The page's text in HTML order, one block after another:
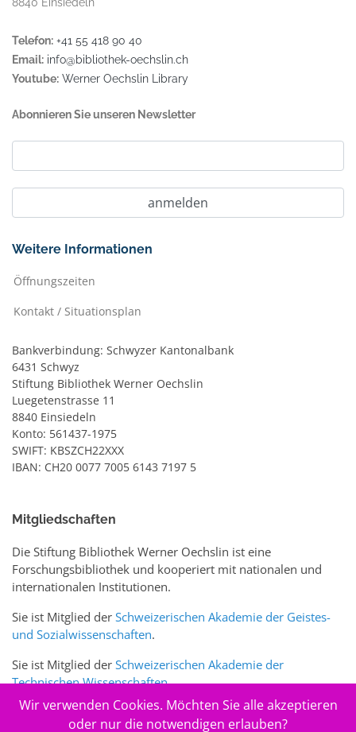
Telefon: +41 55 418 90 40
Email: info@bibliothek-oechslin.ch
Youtube: Werner Oechslin Library
Abonnieren Sie unseren Newsletter
Weitere Informationen
Öffnungszeiten
Kontakt / Situationsplan
Bankverbindung: Schwyzer Kantonalbank
6431 Schwyz
Stiftung Bibliothek Werner Oechslin
Luegetenstrasse 11
8840 Einsiedeln
Konto: 561437-1975
SWIFT: KBSZCH22XXX
IBAN: CH20 0077 7005 6143 7197 5
Mitgliedschaften
Die Stiftung Bibliothek Werner Oechslin ist eine
Forschungsbibliothek und kooperiert mit nationalen und
internationalen Institutionen.
Sie ist Mitglied der Schweizerischen Akademie der Geistes-
und Sozialwissenschaften.
Sie ist Mitglied der Schweizerischen Akademie der
Technischen Wissenschaften.
Sie ist zudem Mitglied des Schweizer Portalswww.sciences-
Wir verwenden Cookies. Möchten Sie alle akzeptieren
oder nur die notwendigen erlauben?